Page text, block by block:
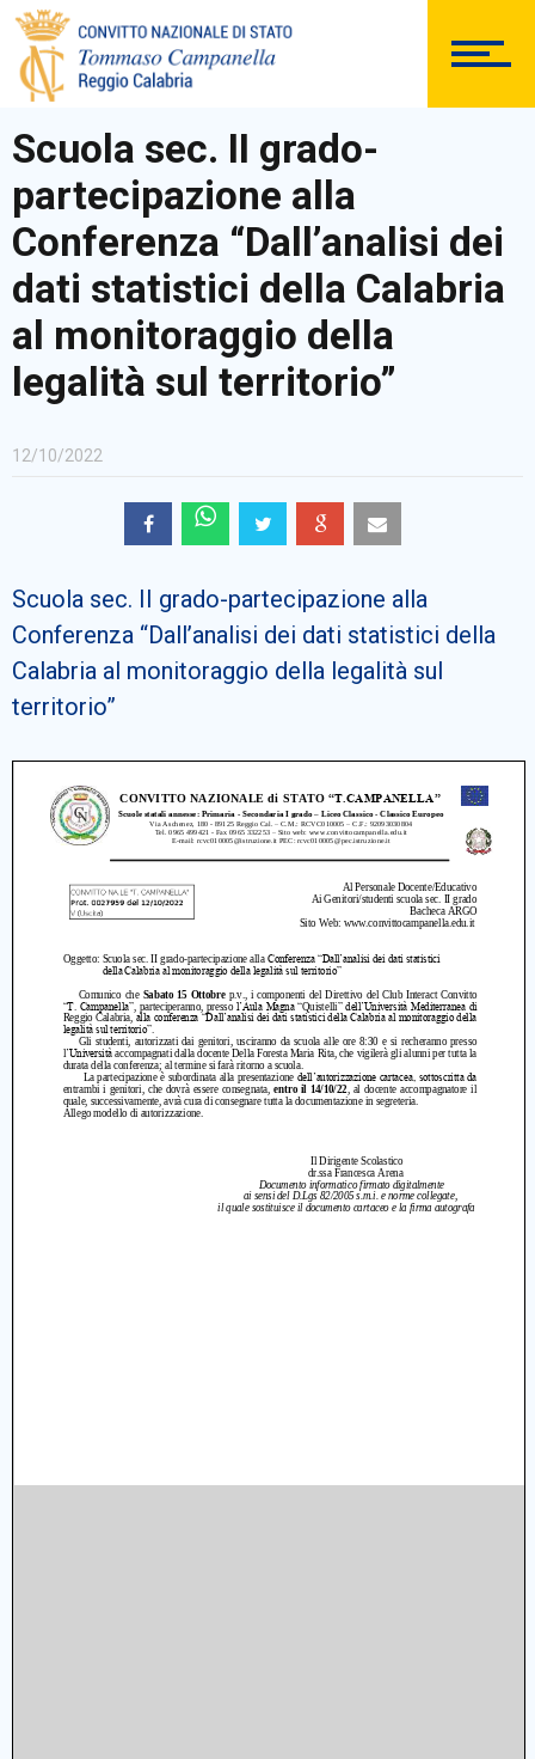
DOCUMENTAZIONE
PERSONALE
Comunicazioni Esterne
BACHECA SINDACALE
Scuola sec. II grado-
partecipazione alla
Conferenza “Dall’analisi dei
dati statistici della Calabria
al monitoraggio della
legalità sul territorio”
12/10/2022
Scuola sec. II grado-partecipazione alla
Conferenza “Dall’analisi dei dati statistici della
Calabria al monitoraggio della legalità sul
territorio”